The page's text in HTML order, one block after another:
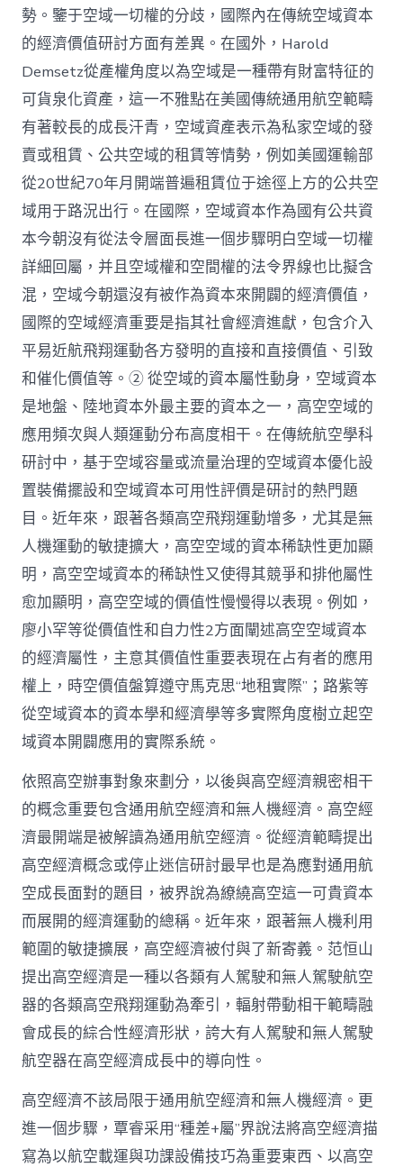
勢。鑒于空域一切權的分歧，國際內在傳統空域資本
的經濟價值研討方面有差異。在國外，Harold
Demsetz從產權角度以為空域是一種帶有財富特征的
可貨泉化資產，這一不雅點在美國傳統通用航空範疇
有著較長的成長汗青，空域資產表示為私家空域的發
賣或租賃、公共空域的租賃等情勢，例如美國運輸部
從20世紀70年月開端普遍租賃位于途徑上方的公共空
域用于路況出行。在國際，空域資本作為國有公共資
本今朝沒有從法令層面長進一個步驟明白空域一切權
詳細回屬，并且空域權和空間權的法令界線也比擬含
混，空域今朝還沒有被作為資本來開闢的經濟價值，
國際的空域經濟重要是指其社會經濟進獻，包含介入
平易近航飛翔運動各方發明的直接和直接價值、引致
和催化價值等。② 從空域的資本屬性動身，空域資本
是地盤、陸地資本外最主要的資本之一，高空空域的
應用頻次與人類運動分布高度相干。在傳統航空學科
研討中，基于空域容量或流量治理的空域資本優化設
置裝備擺設和空域資本可用性評價是研討的熱門題
目。近年來，跟著各類高空飛翔運動增多，尤其是無
人機運動的敏捷擴大，高空空域的資本稀缺性更加顯
明，高空空域資本的稀缺性又使得其競爭和排他屬性
愈加顯明，高空空域的價值性慢慢得以表現。例如，
廖小罕等從價值性和自力性2方面闡述高空空域資本
的經濟屬性，主意其價值性重要表現在占有者的應用
權上，時空價值盤算遵守馬克思“地租實際”；路紫等
從空域資本的資本學和經濟學等多實際角度樹立起空
域資本開闢應用的實際系統。
依照高空辦事對象來劃分，以後與高空經濟親密相干
的概念重要包含通用航空經濟和無人機經濟。高空經
濟最開端是被解讀為通用航空經濟。從經濟範疇提出
高空經濟概念或停止迷信研討最早也是為應對通用航
空成長面對的題目，被界說為繚繞高空這一可貴資本
而展開的經濟運動的總稱。近年來，跟著無人機利用
範圍的敏捷擴展，高空經濟被付與了新寄義。范恒山
提出高空經濟是一種以各類有人駕駛和無人駕駛航空
器的各類高空飛翔運動為牽引，輻射帶動相干範疇融
會成長的綜合性經濟形狀，誇大有人駕駛和無人駕駛
航空器在高空經濟成長中的導向性。
高空經濟不該局限于通用航空經濟和無人機經濟。更
進一個步驟，覃睿采用“種差+屬”界說法將高空經濟描
寫為以航空載運與功課設備技巧為重要東西、以高空